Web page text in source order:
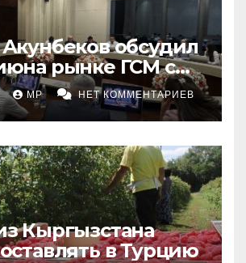
обсудил
рынке ГСМ с
компаниями
MP НЕТ КОММЕНТАРИЕВ
Кыргызстана
в Турцию